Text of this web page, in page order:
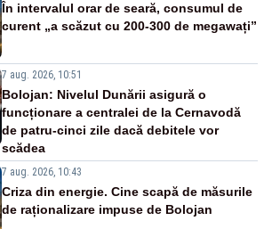
În intervalul orar de seară, consumul de
curent „a scăzut cu 200-300 de megawați”
7 aug. 2026, 10:51
Bolojan: Nivelul Dunării asigură o
funcționare a centralei de la Cernavodă
de patru-cinci zile dacă debitele vor
scădea
7 aug. 2026, 10:43
Criza din energie. Cine scapă de măsurile
de raționalizare impuse de Bolojan